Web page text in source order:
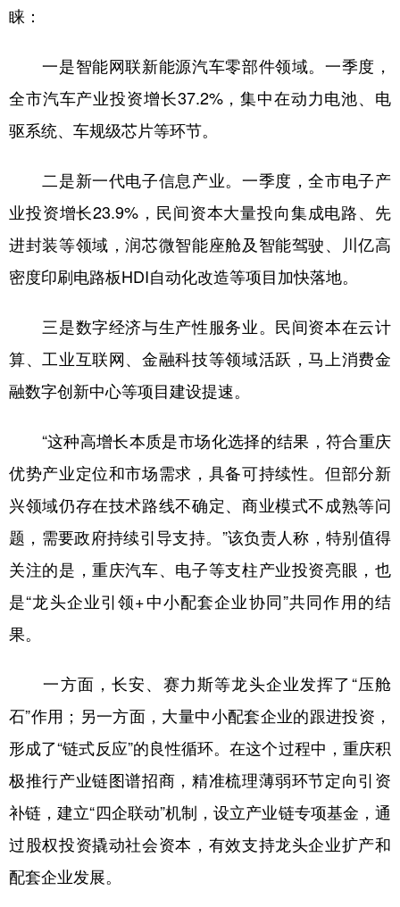
睐：
一是智能网联新能源汽车零部件领域。一季度，
全市汽车产业投资增长37.2%，集中在动力电池、电
驱系统、车规级芯片等环节。
二是新一代电子信息产业。一季度，全市电子产
业投资增长23.9%，民间资本大量投向集成电路、先
进封装等领域，润芯微智能座舱及智能驾驶、川亿高
密度印刷电路板HDI自动化改造等项目加快落地。
三是数字经济与生产性服务业。民间资本在云计
算、工业互联网、金融科技等领域活跃，马上消费金
融数字创新中心等项目建设提速。
“这种高增长本质是市场化选择的结果，符合重庆
优势产业定位和市场需求，具备可持续性。但部分新
兴领域仍存在技术路线不确定、商业模式不成熟等问
题，需要政府持续引导支持。”该负责人称，特别值得
关注的是，重庆汽车、电子等支柱产业投资亮眼，也
是“龙头企业引领+中小配套企业协同”共同作用的结
果。
一方面，长安、赛力斯等龙头企业发挥了“压舱
石”作用；另一方面，大量中小配套企业的跟进投资，
形成了“链式反应”的良性循环。在这个过程中，重庆积
极推行产业链图谱招商，精准梳理薄弱环节定向引资
补链，建立“四企联动”机制，设立产业链专项基金，通
过股权投资撬动社会资本，有效支持龙头企业扩产和
配套企业发展。